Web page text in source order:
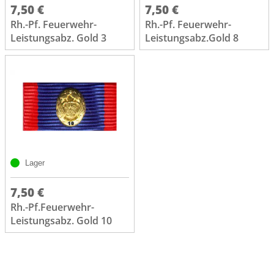
7,50 €
Rh.-Pf. Feuerwehr-
Leistungsabz. Gold 3
7,50 €
Rh.-Pf. Feuerwehr-
Leistungsabz.Gold 8
Lager
7,50 €
Rh.-Pf.Feuerwehr-
Leistungsabz. Gold 10